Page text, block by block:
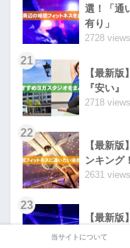
選！「通
有り」
2728 views
21
【最新
『安い
2718 views
22
【最新
ンキング
2631 views
23
【最新
はココ！
当サイトについて